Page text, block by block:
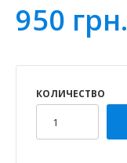
950 грн.
КОЛИЧЕСТВО